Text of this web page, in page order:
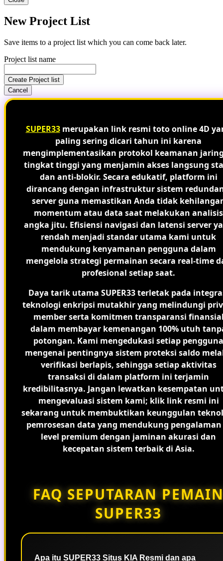
New Project List
Save items to a project list which you can come back later.
Project list name
Create Project list
Cancel
SUPER33merupakan link resmi toto online 4D
paling sering dicari tahun ini karena
mengimplementasikan protokol keamanan
tingkat tinggi yang menjamin akses langsung
dan anti-blokir. Secara edukatif, platform ini
dirancang dengan infrastruktur sistem
server guna memastikan Anda tidak
momentum atau data saat melakukan analisis
angka jitu. Efisiensi navigasi dan latensi server
rendah menjadi standar utama kami untuk
mendukung kenyamanan pengguna dalam
mengelola strategi permainan secara real-time
profesional setiap saat.
Daya tarik utama SUPER33 terletak pada
teknologi enkripsi mutakhir yang melindungi
member serta komitmen transparansi
dalam membayar kemenangan 100% utuh
potongan. Kami mengedukasi setiap pengguna
mengenai pentingnya sistem proteksi saldo
verifikasi berlapis, sehingga setiap aktivitas
transaksi di dalam platform ini terjamin
kredibilitasnya. Jangan lewatkan kesempatan
mengevaluasi sistem kami; klik link resmi ini
sekarang untuk membuktikan keunggulan
pemrosesan data yang mendukung
level premium dengan jaminan akurasi dan
kecepatan sistem terbaik di Asia.
FAQ SEPUTARAN
SUPER33
Apa itu SUPER33 Situs KIA Resmi dan apa